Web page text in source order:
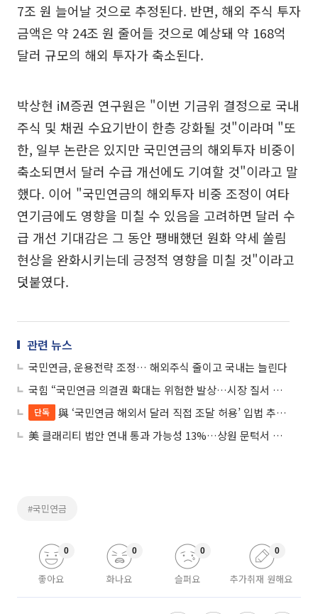
7조 원 늘어날 것으로 추정된다. 반면, 해외 주식 투자
금액은 약 24조 원 줄어들 것으로 예상돼 약 168억
달러 규모의 해외 투자가 축소된다.
박상현 iM증권 연구원은 "이번 기금위 결정으로 국내
주식 및 채권 수요기반이 한층 강화될 것"이라며 "또
한, 일부 논란은 있지만 국민연금의 해외투자 비중이
축소되면서 달러 수급 개선에도 기여할 것"이라고 말
했다. 이어 "국민연금의 해외투자 비중 조정이 여타
연기금에도 영향을 미칠 수 있음을 고려하면 달러 수
급 개선 기대감은 그 동안 팽배했던 원화 약세 쏠림
현상을 완화시키는데 긍정적 영향을 미칠 것"이라고
덧붙였다.
관련 뉴스
국민연금, 운용전략 조정… 해외주식 줄이고 국내는 늘린다
국힘 “국민연금 의결권 확대는 위험한 발상…시장 질서 훼손”
단독
與 ‘국민연금 해외서 달러 직접 조달 허용’ 입법 추진⋯“고환율 방어”
美 클래리티 법안 연내 통과 가능성 13%…상원 문턱서 제동
#국민연금
좋아요
0
화나요
0
슬퍼요
0
추가취재 원해요
0